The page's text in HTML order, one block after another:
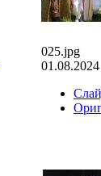
025.jpg
01.08.2024